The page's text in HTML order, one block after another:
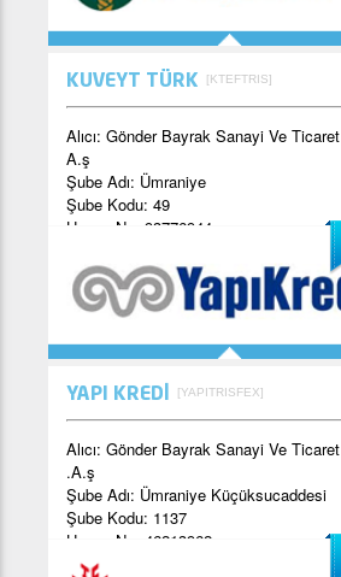
KUVEYT TÜRK [KTEFTRIS]
Alıcı:Gönder Bayrak Sanayi Ve Ticaret
A.ş
Şube Adı: Ümraniye
Şube Kodu:49
Hesap No:93776944
TR74 0020 5000 0937 7694 4000 01
YAPI KREDİ [YAPITRISFEX]
Alıcı:Gönder Bayrak Sanayi Ve Ticaret
A.ş.
Şube Adı: Ümraniye Küçüksucaddesi
Şube Kodu: 1137
Hesap No:
46213962
TR13 0006 7010 0000 0046 2139 62